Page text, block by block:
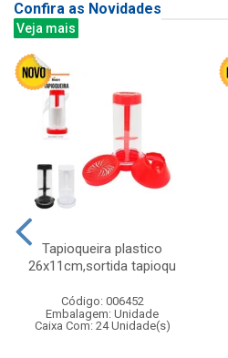
Confira as Novidades
Veja mais
Tapioqueira plastico
26x11cm,sortida tapioqu
Código: 006452
Embalagem: Unidade
Caixa Com: 24 Unidade(s)